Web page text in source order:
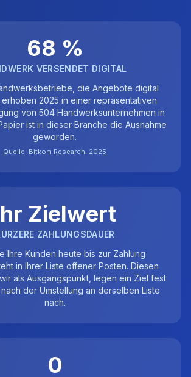
68 %
VERSENDET DIGITAL
die Angebote digital
2025 in einer repräsentativen
von 504 Handwerksunternehmen in
ist in dieser Branche die Ausnahme
geworden.
Quelle: Bitkom Research, 2025
Zielwert
ZAHLUNGSDAUER
Ihre Kunden heute bis zur Zahlung
in Ihrer Liste offener Posten. Diesen
als Ausgangspunkt, legen ein Ziel fest
der Umstellung an derselben Liste
nach.
0